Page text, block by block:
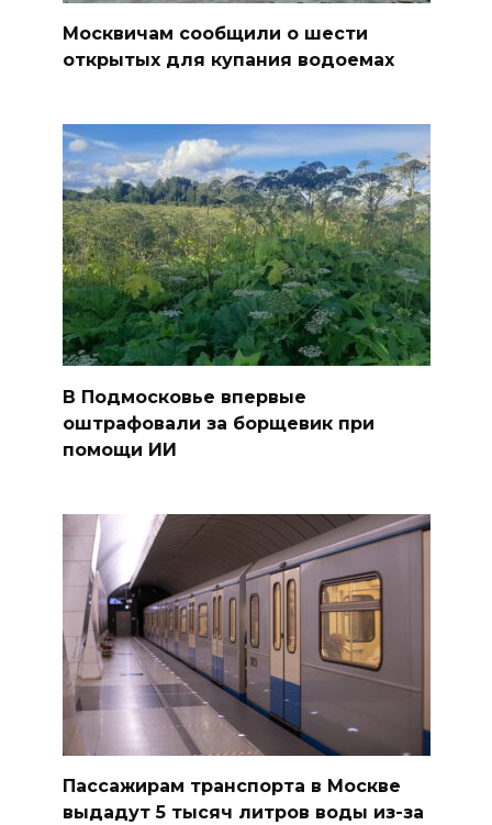
Москвичам сообщили о шести
открытых для купания водоемах
В Подмосковье впервые
оштрафовали за борщевик при
помощи ИИ
Пассажирам транспорта в Москве
выдадут 5 тысяч литров воды из-за